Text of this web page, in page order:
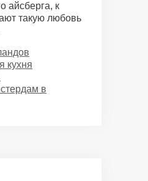
айсберга, к
такую любовь
кухня
в